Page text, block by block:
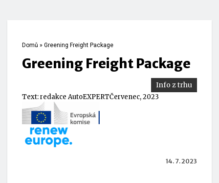
Domů » Greening Freight Package
Greening Freight Package
Info z trhu
Text:redakce AutoEXPERTČervenec, 2023
14. 7. 2023